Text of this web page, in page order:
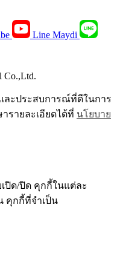
Line Maydi
Co.,Ltd.
ละประสบการณ์ที่ดีในการ
รายละเอียดได้ที่ นโยบาย
ปิด/ปิด คุกกี้ในแต่ละ
คุกกี้ที่จำเป็น